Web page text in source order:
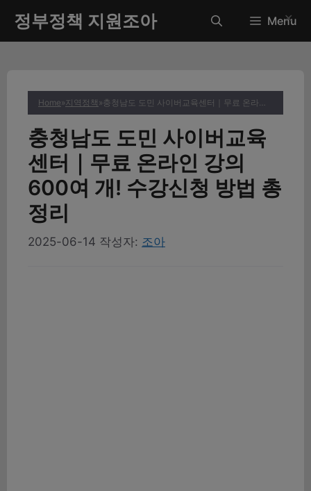
츠
정부정책 지원조아 Menu
Home»지역정책 » 충청남도 도민 사이버교육센터｜무료 온라인 강의 600여 개! 수강신청 방법 총정리
충청남도 도민 사이버교육
센터｜무료 온라인 강의
600여 개! 수강신청 방법 총
정리
2025-06-14 작성자: 조아
✕